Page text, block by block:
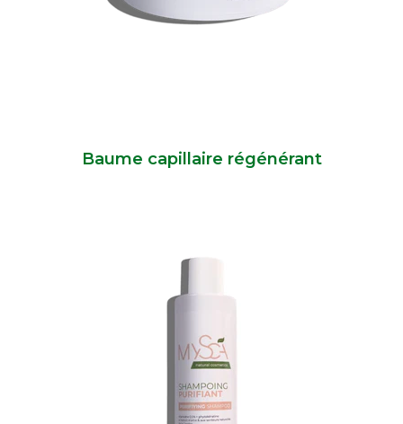
Baume capillaire régénérant